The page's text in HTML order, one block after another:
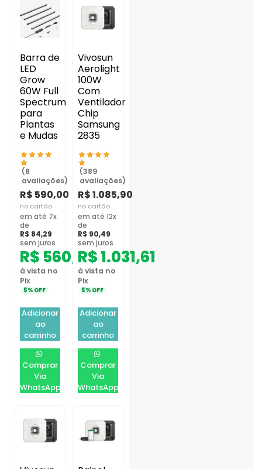
Barra de
LED
Grow
60W Full
Spectrum
para
Plantas
e Mudas
(8
avaliações)
R$ 590,00
no cartão
em até 7x
de
R$ 84,29
sem juros
R$ 560,50
à vista no
Pix
5% OFF
Adicionar
ao
carrinho
Comprar
Via
WhatsApp
Vivosun
Aerolight
100W
Com
Ventilador
Chip
Samsung
2835
(389
avaliações)
R$1.085,90
no cartão
em até 12x
de
R$ 90,49
sem juros
R$1.031,61
à vista no
Pix
5% OFF
Adicionar
ao
carrinho
Comprar
Via
WhatsApp